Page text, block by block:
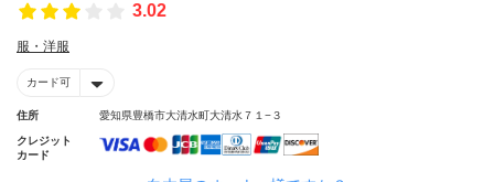
3.02
服・洋服
カード可
住所 愛知県豊橋市大清水町大清水７１−３
クレジット
カード